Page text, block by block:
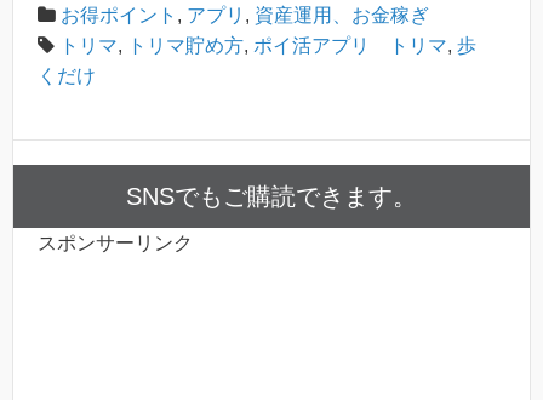
お得ポイント , アプリ , 資産運用、お金稼ぎ
トリマ, トリマ貯め方, ポイ活アプリ トリマ, 歩
くだけ
SNSでもご購読できます。
スポンサーリンク